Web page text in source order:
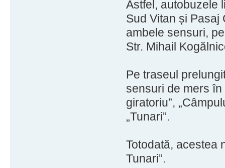
Astfel, autobuzele
Sud Vitan și Pasaj
ambele sensuri,
Str. Mihail
Pe traseul
sensuri de mers în
giratoriu”,
„Tunari”.
Totodată, acestea
Tunari”.